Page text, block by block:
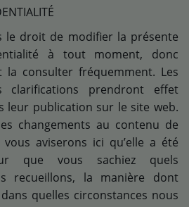
le droit de modifier la présente
à tout moment, donc
la consulter fréquemment. Les
clarifications prendront effet
leur publication sur le site web.
changements au contenu de
aviserons ici qu’elle a été
que vous sachiez quels
recueillons, la manière dont
quelles circonstances nous